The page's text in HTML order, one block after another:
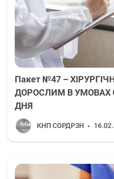
Пакет №47 –
ДОРОСЛИМ В УМОВАХ
ДНЯ
КНП СОРДРЗН